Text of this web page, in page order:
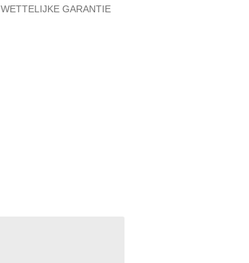
WETTELIJKE GARANTIE